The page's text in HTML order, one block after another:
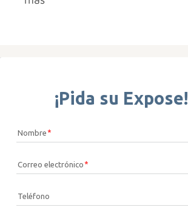
¡Pida su Expose!
Nombre
Correo electrónico
Teléfono